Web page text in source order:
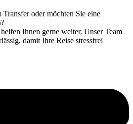
oder möchten Sie eine
Ihnen gerne weiter. Unser Team
damit Ihre Reise stressfrei